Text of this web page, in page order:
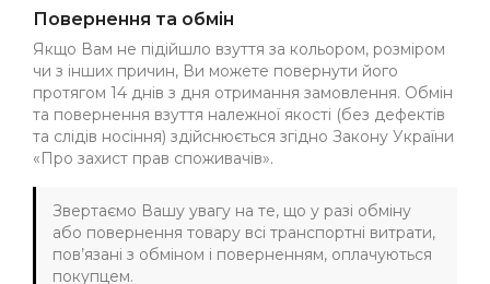
Повернення та обмін
Якщо Вам не підійшло взуття за кольором, розміром
чи з інших причин, Ви можете повернути його
протягом 14 днів з дня отримання замовлення. Обмін
та повернення взуття належної якості (без дефектів
та слідів носіння) здійснюється згідно Закону України
«Про захист прав споживачів».
Звертаємо Вашу увагу на те, що у разі обміну
або повернення товару всі транспортні витрати,
пов’язані з обміном і поверненням, оплачуються
покупцем.